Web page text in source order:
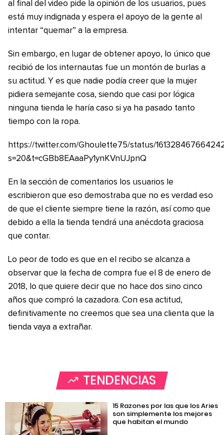
al final del video pide la opinión de los usuarios, pues
está muy indignada y espera el apoyo de la gente al
intentar “quemar” a la empresa.
Sin embargo, en lugar de obtener apoyo, lo único que
recibió de los internautas fue un montón de burlas a
su actitud. Y es que nadie podía creer que la mujer
pidiera semejante cosa, siendo que casi por lógica
ninguna tienda le haría caso si ya ha pasado tanto
tiempo con la ropa.
https://twitter.com/Ghoulette75/status/
s=20&t=cGBb8EAaaPy1ynKVnUJpnQ
En la sección de comentarios los usuarios le
escribieron que eso demostraba que no es verdad eso
de que el cliente siempre tiene la razón, así como que
debido a ella la tienda tendrá una anécdota graciosa
que contar.
Lo peor de todo es que en el recibo se alcanza a
observar que la fecha de compra fue el 8 de enero de
2018, lo que quiere decir que no hace dos sino cinco
años que compró la cazadora. Con esa actitud,
definitivamente no creemos que sea una clienta que la
tienda vaya a extrañar.
TENDENCIAS
15 Razones por las que los Aries
son simplemente los mejores
que habitan el mundo